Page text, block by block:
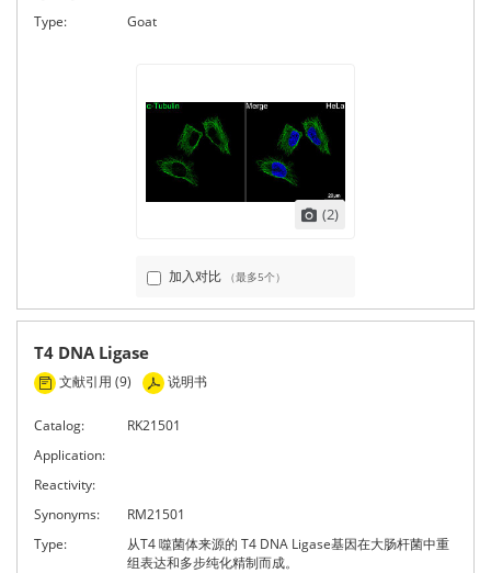
Type:
Goat
(2)
加入对比 （最多5个）
T4 DNA Ligase
文献引用 (9) 说明书
Catalog:
RK21501
Application:
Reactivity:
Synonyms:
RM21501
Type:
从T4 噬菌体来源的 T4 DNA Ligase基因在大肠杆菌中重
组表达和多步纯化精制而成。